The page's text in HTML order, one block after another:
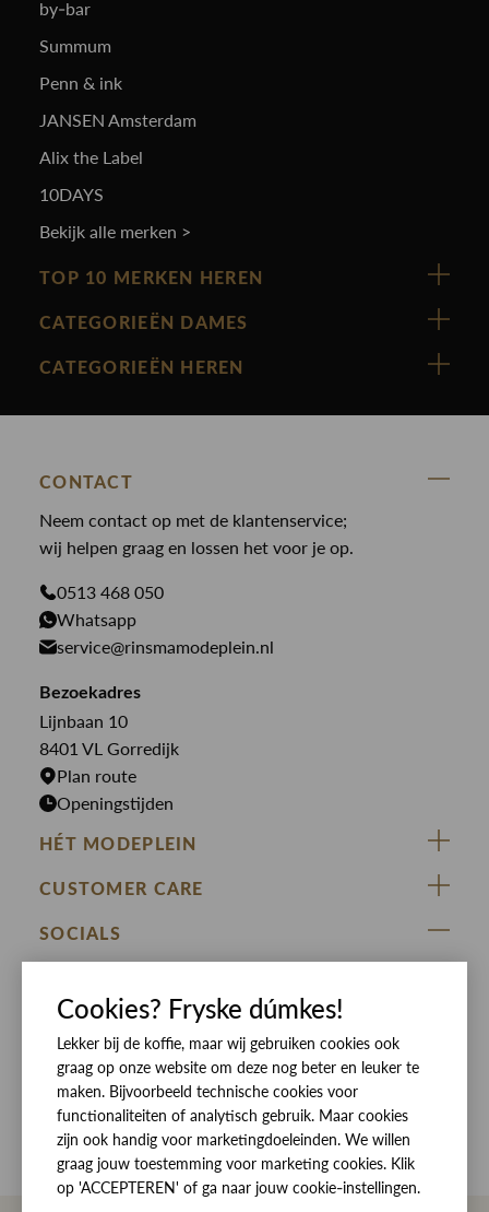
by-bar
Summum
Penn & ink
JANSEN Amsterdam
Alix the Label
10DAYS
Bekijk alle merken >
TOP 10 MERKEN HEREN
Vanguard
Cast Iron
Paul en Shark
Genti
PME Legend
Butcher of Blue
Bekijk alle merken >
CATEGORIEËN DAMES
Nieuw binnen
Blouses
Broeken
Gilets
Jassen
Jeans
Jumpsuits
Jurken
Rokken
CATEGORIEËN HEREN
Broeken
Colberts
Giftcards
Jassen
Overhemden
T-shirts
CONTACT
Neem contact op met de klantenservice;
wij helpen graag en lossen het voor je op.
0513 468 050
Whatsapp
service@rinsmamodeplein.nl
Bezoekadres
Lijnbaan 10
8401 VL Gorredijk
Plan route
Openingstijden
HÉT MODEPLEIN
ZIJ VAN RINSMA
DE HEEREN VAN RINSMA
RINSMA.CONCEPTS
Eten en drinken
Openingstijden
Werken bij RINSMA
CUSTOMER CARE
Veelgestelde vragen
Retourneren & Ruilen
Betaalmethoden
Bezorgen
Contact
Reviews
SOCIALS
Cookies? Fryske dúmkes!
Lekker bij de koffie, maar wij gebruiken cookies ook
graag op onze website om deze nog beter en leuker te
maken. Bijvoorbeeld technische cookies voor
functionaliteiten of analytisch gebruik. Maar cookies
zijn ook handig voor marketingdoeleinden. We willen
graag jouw toestemming voor marketing cookies. Klik
op 'ACCEPTEREN' of ga naar jouw cookie-instellingen.